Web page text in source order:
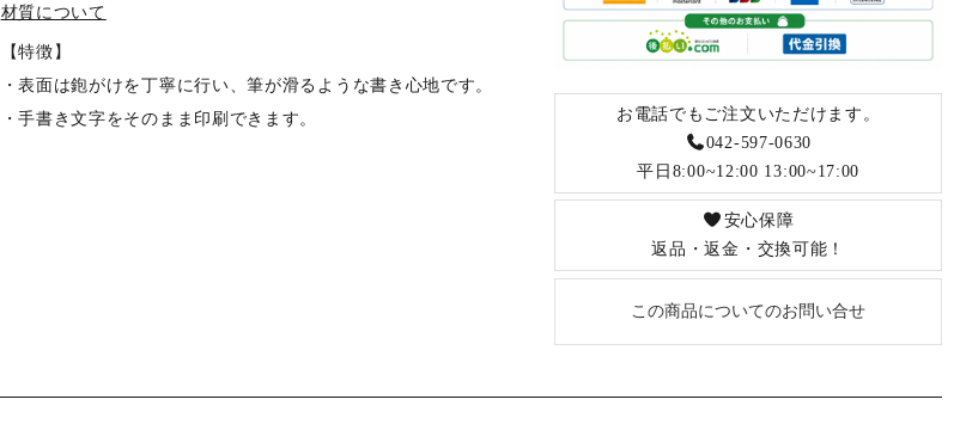
材質について
【特徴】
・表面は鉋がけを丁寧に行い、筆が滑るような書き心地です。
・手書き文字をそのまま印刷できます。
お電話でもご注文いただけます。
042-597-0630
平日8:00~12:00 13:00~17:00
安心保障
返品・返金・交換可能！
この商品についてのお問い合せ